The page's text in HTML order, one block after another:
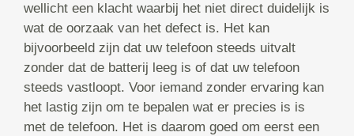
wellicht een klacht waarbij het niet direct duidelijk is
wat de oorzaak van het defect is. Het kan
bijvoorbeeld zijn dat uw telefoon steeds uitvalt
zonder dat de batterij leeg is of dat uw telefoon
steeds vastloopt. Voor iemand zonder ervaring kan
het lastig zijn om te bepalen wat er precies is is
met de telefoon. Het is daarom goed om eerst een